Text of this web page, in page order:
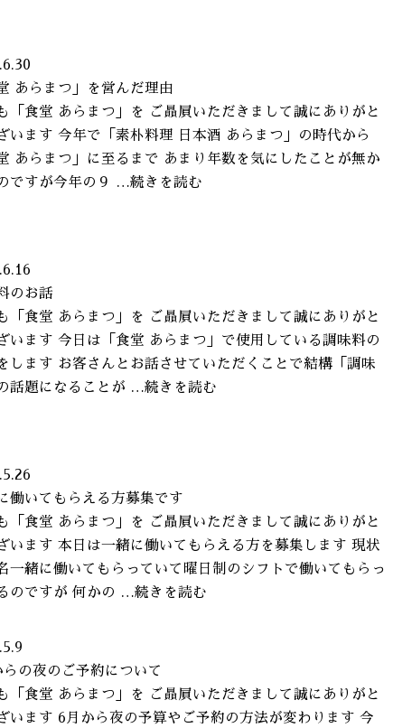
あらまつ」を営んだ理由
「食堂 あらまつ」を ご贔屓いただきまして誠にありがと
います 今年で「素朴料理 日本酒 あらまつ」の時代から
あらまつ」に至るまで あまり年数を気にしたことが無か
ですが今年の９ …続きを読む
のお話
「食堂 あらまつ」を ご贔屓いただきまして誠にありがと
います 今日は「食堂 あらまつ」で使用している調味料の
します お客さんとお話させていただくことで結構「調味
話題になることが …続きを読む
働いてもらえる方募集です
「食堂 あらまつ」を ご贔屓いただきまして誠にありがと
います 本日は一緒に働いてもらえる方を募集します 現状
一緒に働いてもらっていて曜日制のシフトで働いてもらっ
のですが 何かの …続きを読む
らの夜のご予約について
「食堂 あらまつ」を ご贔屓いただきまして誠にありがと
います 6月から夜の予算やご予約の方法が変わります 今